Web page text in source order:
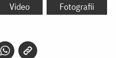
Video Fotografii